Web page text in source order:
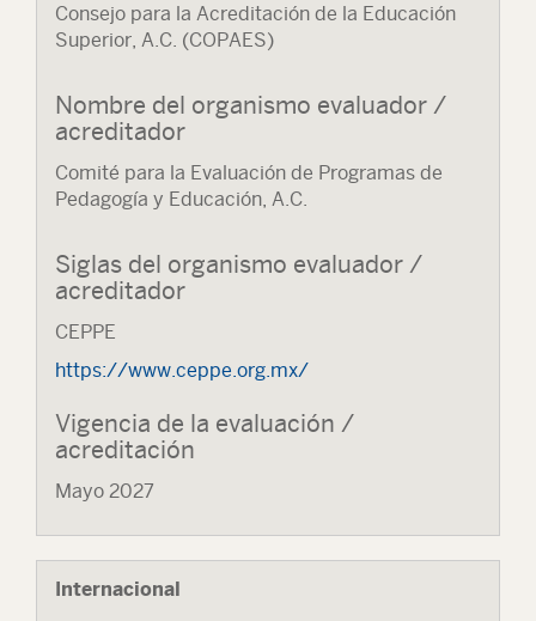
Consejo para la Acreditación de la Educación
Superior, A.C. (COPAES)
Nombre del organismo evaluador /
acreditador
Comité para la Evaluación de Programas de
Pedagogía y Educación, A.C.
Siglas del organismo evaluador /
acreditador
CEPPE
https://www.ceppe.org.mx/
Vigencia de la evaluación /
acreditación
Mayo 2027
Internacional